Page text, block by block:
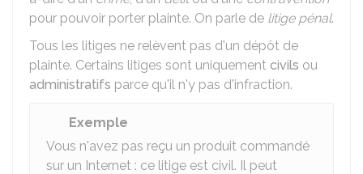
pour pouvoir porter plainte. On parle de litige pénal.
Tous les litiges ne relèvent pas d'un dépôt de
plainte. Certains litiges sont uniquement civils ou
administratifs parce qu'il n'y pas d'infraction.
Exemple
Vous n'avez pas reçu un produit commandé
sur un Internet : ce litige est civil. Il peut